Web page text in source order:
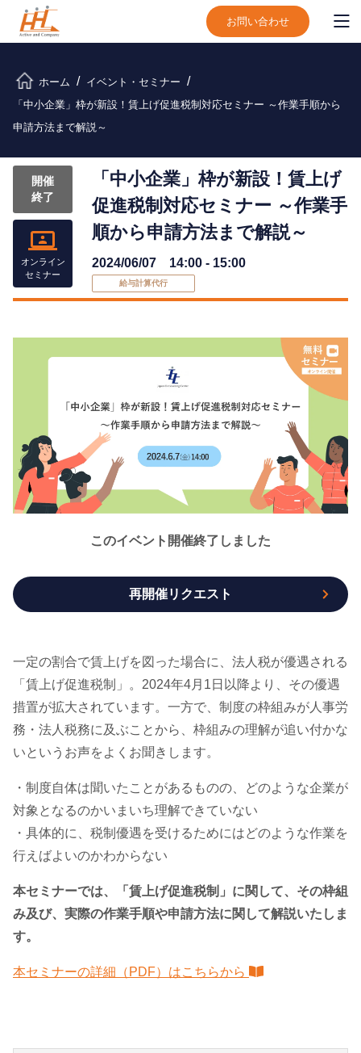
お問い合わせ
ホーム
イベント・セミナー
「中小企業」枠が新設！賃上げ促進税制対応セミナー ～作業手順から
申請方法まで解説～
開催
終了
オンライン
セミナー
「中小企業」枠が新設！賃上げ
促進税制対応セミナー ～作業手
順から申請方法まで解説～
2024/06/07 14:00 - 15:00
給与計算代⾏
一定の割合で賃上げを図った場合に、法人税が優遇される
「賃上げ促進税制」。2024年4月1日以降より、その優遇
措置が拡大されています。一方で、制度の枠組みが人事労
務・法人税務に及ぶことから、枠組みの理解が追い付かな
いというお声をよくお聞きします。
・制度自体は聞いたことがあるものの、どのような企業が
対象となるのかいまいち理解できていない
・具体的に、税制優遇を受けるためにはどのような作業を
行えばよいのかわからない
本セミナーでは、「賃上げ促進税制」に関して、その枠組
み及び、実際の作業手順や申請方法に関して解説いたしま
す。
本セミナーの詳細（PDF）はこちらから
このイベント開催終了しました
再開催リクエスト